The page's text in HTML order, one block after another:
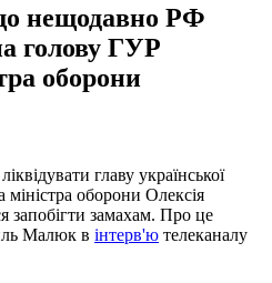
нещодавно РФ
голову ГУР
оборони
главу української
оборони Олексія
запобігти замахам. Про це
Малюк в інтерв'ю телеканалу